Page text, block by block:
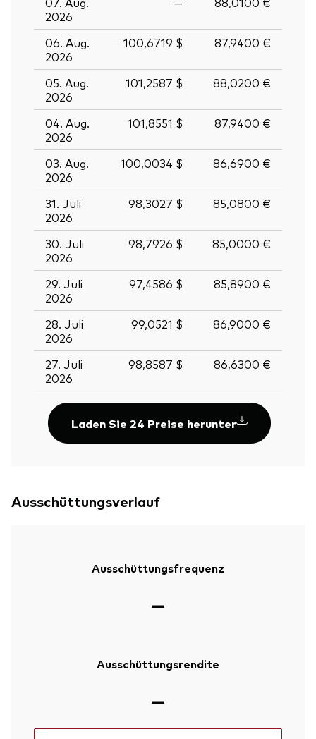
2026
06. Aug.
2026
100,6719 $ 87,9400 €
05. Aug.
2026
101,2587 $ 88,0200 €
04. Aug.
2026
101,8551 $ 87,9400 €
03. Aug.
2026
100,0034 $ 86,6900 €
31. Juli
2026
98,3027 $ 85,0800 €
30. Juli
2026
98,7926 $ 85,0000 €
29. Juli
2026
97,4586 $ 85,8900 €
28. Juli
2026
99,0521 $ 86,9000 €
27. Juli
2026
98,8587 $ 86,6300 €
Laden Sie 24 Preise herunter
Ausschüttungsverlauf
Ausschüttungsfrequenz
—
Ausschüttungsrendite
—